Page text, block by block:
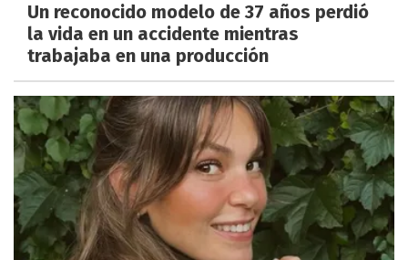
Un reconocido modelo de 37 años perdió
la vida en un accidente mientras
trabajaba en una producción